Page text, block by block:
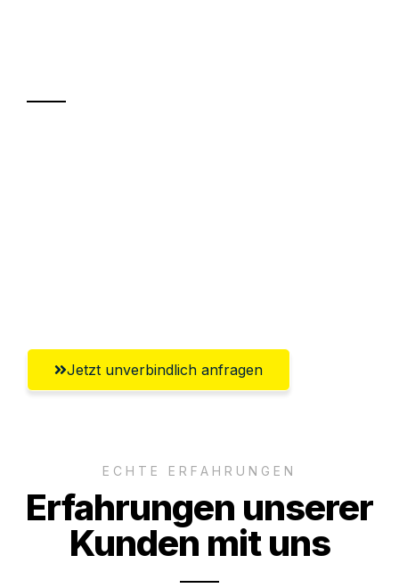
Jetzt unverbindlich anfragen
ECHTE ERFAHRUNGEN
Erfahrungen unserer
Kunden mit uns